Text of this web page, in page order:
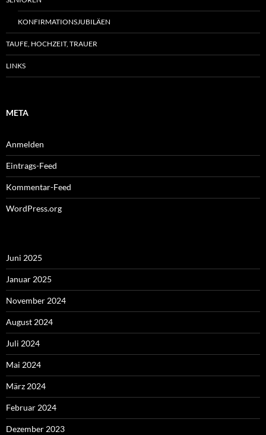
KONFIRMATIONSJUBILÄEN
TAUFE, HOCHZEIT, TRAUER
LINKS
META
Anmelden
Eintrags-Feed
Kommentar-Feed
WordPress.org
Juni 2025
Januar 2025
November 2024
August 2024
Juli 2024
Mai 2024
März 2024
Februar 2024
Dezember 2023